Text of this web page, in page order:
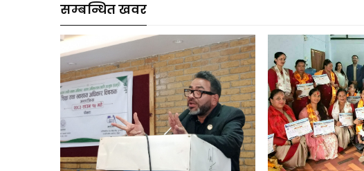
सम्बन्धित खवर